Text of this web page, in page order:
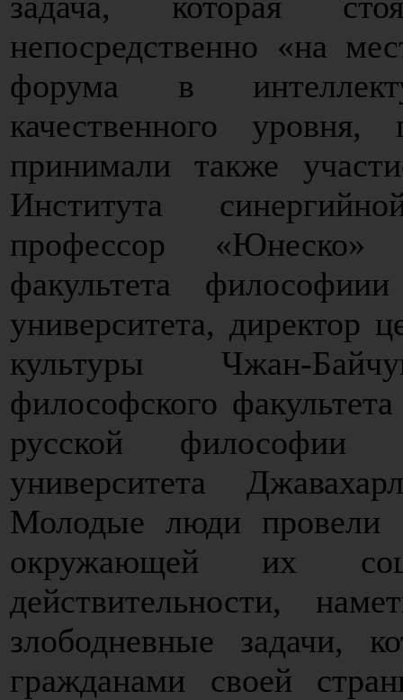
непосредственно «на
форума в
качественного
принимали также
Института
профессор
факультета
университета, директор
культуры Чжан-
философского
русской
университета
Молодые люди провели
окружающей их
действительности,
злободневные задачи,
гражданами своей